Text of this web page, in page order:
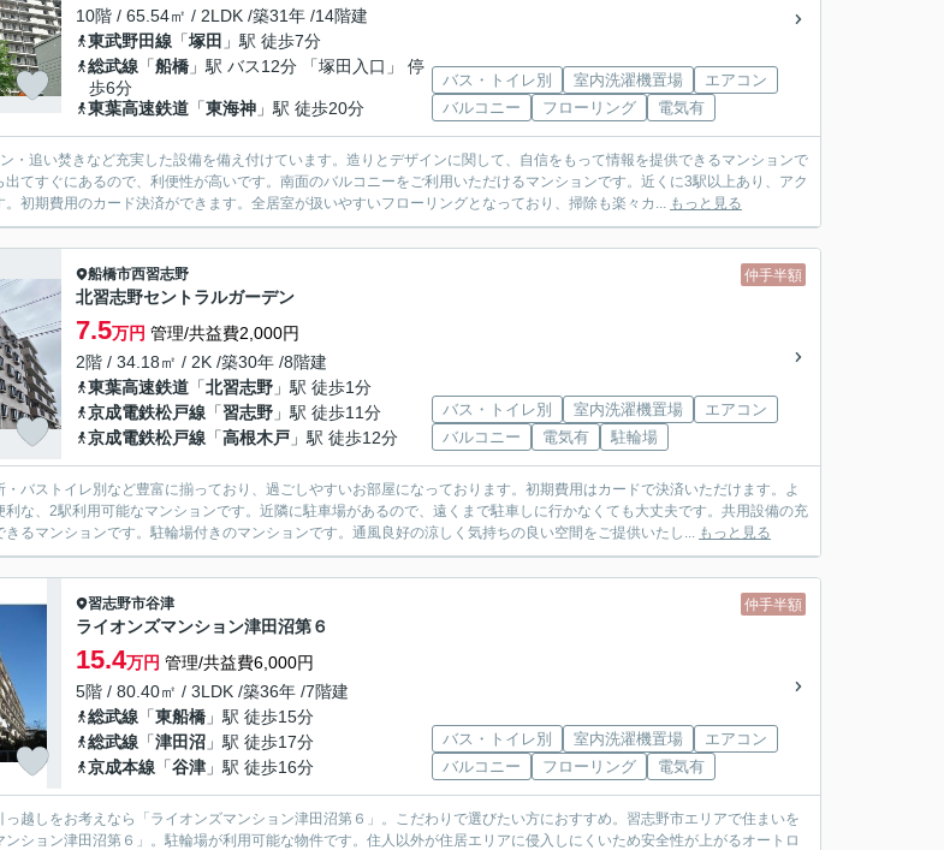
10階 / 65.54㎡ / 2LDK /築31年 /14階建
東武野田線 「塚田 」駅 徒歩7分
総武線 「船橋 」駅 バス12分 「塚田入口」 停
歩6分
東葉高速鉄道 「東海神 」駅 徒歩20分
バス・トイレ別 室内洗濯機置場
エアコン
バルコニー
フローリング 電気有
・追い焚きなど充実した設備を備え付けています。造りとデザインに関して、自信をもって情報を提供できるマンションで
てすぐにあるので、利便性が高いです。南面のバルコニーをご利用いただけるマンションです。近くに3駅以上あり、アク
。初期費用のカード決済ができます。全居室が扱いやすいフローリングとなっており、掃除も楽々カ... もっと見る
仲手半額
船橋市西習志野
北習志野セントラルガーデン
7.5万円 管理/共益費2,000円
2階 / 34.18㎡ / 2K /築30年 /8階建
東葉高速鉄道 「北習志野 」駅 徒歩1分
京成電鉄松戸線 「習志野 」駅 徒歩11分
京成電鉄松戸線 「高根木戸 」駅 徒歩12分
バス・トイレ別 室内洗濯機置場
エアコン
バルコニー
電気有 駐輪場
バストイレ別など豊富に揃っており、過ごしやすいお部屋になっております。初期費用はカードで決済いただけます。よ
利な、2駅利用可能なマンションです。近隣に駐車場があるので、遠くまで駐車しに行かなくても大丈夫です。共用設備の充
るマンションです。駐輪場付きのマンションです。通風良好の涼しく気持ちの良い空間をご提供いたし... もっと見る
仲手半額
習志野市谷津
ライオンズマンション津田沼第６
15.4万円 管理/共益費6,000円
5階 / 80.40㎡ / 3LDK /築36年 /7階建
総武線 「東船橋 」駅 徒歩15分
総武線 「津田沼 」駅 徒歩17分
京成本線 「谷津 」駅 徒歩16分
バス・トイレ別 室内洗濯機置場
エアコン
バルコニー
フローリング 電気有
越しをお考えなら「ライオンズマンション津田沼第６」。こだわりで選びたい方におすすめ。習志野市エリアで住まいを
ンション津田沼第６」。駐輪場が利用可能な物件です。住人以外が住居エリアに侵入しにくいため安全性が上がるオートロ